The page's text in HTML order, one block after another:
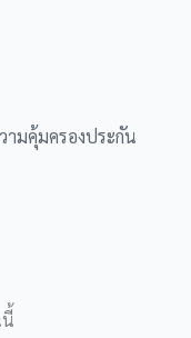
ามคุ้มครองประกัน